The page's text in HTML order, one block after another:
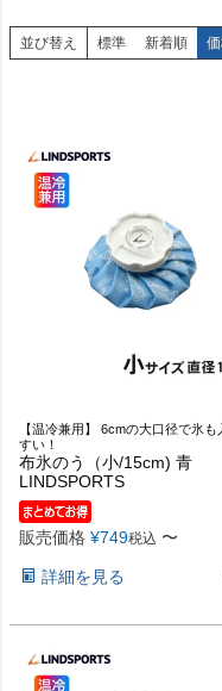
並び替え 標準 新着順
【温冷兼用】 6cmの大口径で氷も
すい！
布氷のう（小/15cm) 青
LINDSPORTS
販売価格 ¥749税込 〜
詳細を見る